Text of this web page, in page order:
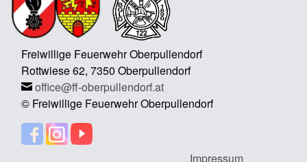
Freiwillige Feuerwehr Oberpullendorf
Rottwiese 62, 7350 Oberpullendorf
office@ff-oberpullendorf.at
© Freiwillige Feuerwehr Oberpullendorf
Impressum